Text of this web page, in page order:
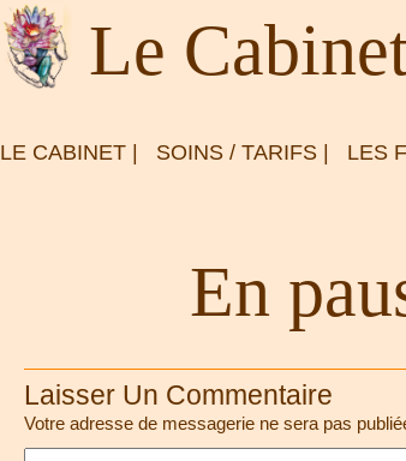
Le
LE CABINET SOINS / TARIFS LES
En
Laisser Un Commentaire
Votre adresse de messagerie ne sera pas